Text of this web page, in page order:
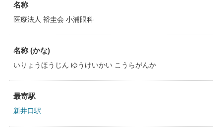
名称
医療法人 裕圭会 小浦眼科
名称 (かな)
いりょうほうじん ゆうけいかい こうらがんか
最寄駅
新井口駅